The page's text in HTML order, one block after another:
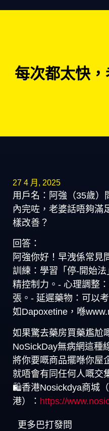
每次都太快
27 4 月, 2025
用戶名：阿強（35歲）
內完咗，老婆話唔夠滿
樣改善？
回答：
阿強你好！早洩係常見
訓練：學習「停-開始
精控制力。- 心理調整
張。- 延遲藥物：可以
如Dapoxetine，喺
如果驚去藥房買藥尷尬
NoSickDay無病網這種
將你要嘅商品擺喺你屋
就唔會有同任何人嘅交
🛍️香港Nosickdya商城
港）： https://
更多巴打發問